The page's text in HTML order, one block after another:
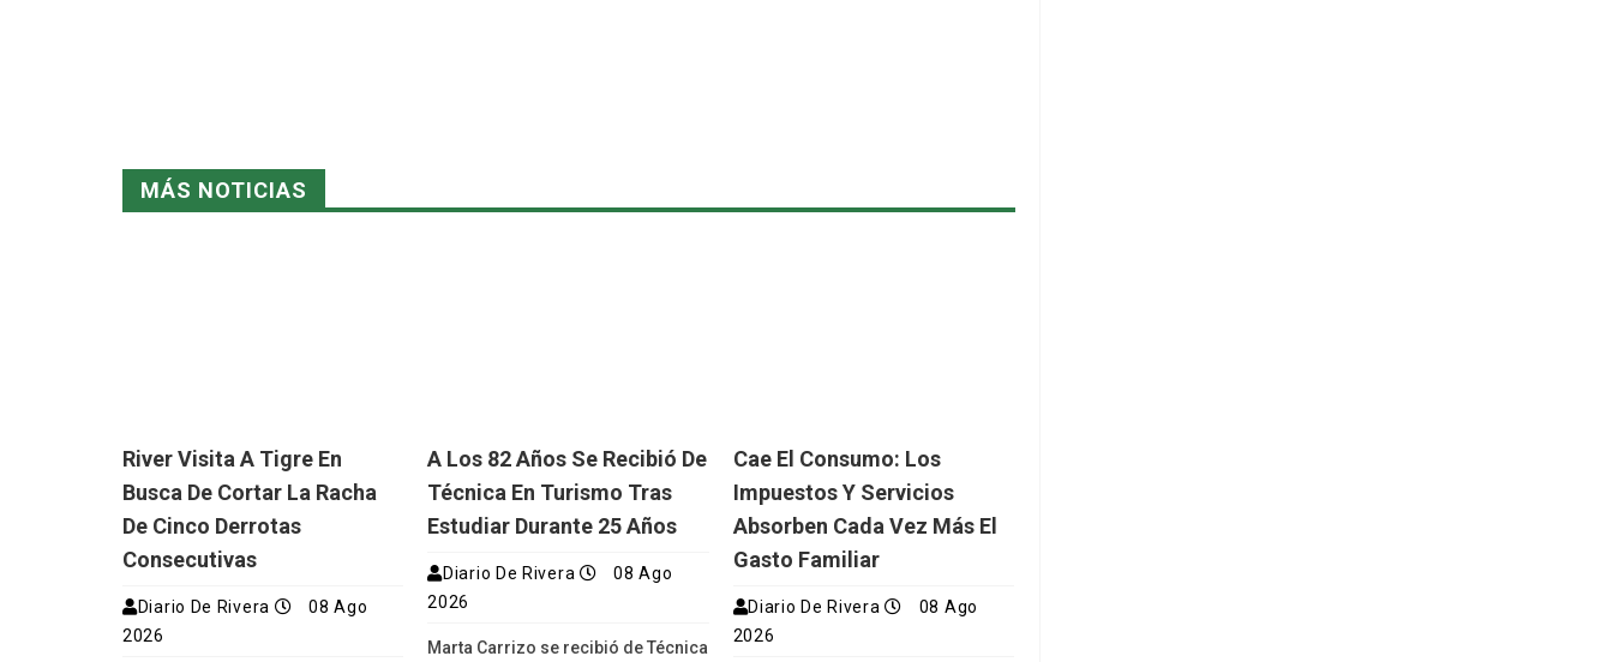
MÁS NOTICIAS
River Visita A Tigre En
Busca De Cortar La Racha
De Cinco Derrotas
Consecutivas
Diario De Rivera
08 Ago
2026
A Los 82 Años Se Recibió De
Técnica En Turismo Tras
Estudiar Durante 25 Años
Diario De Rivera
08 Ago
2026
Marta Carrizo se recibió de Técnica
Cae El Consumo: Los
Impuestos Y Servicios
Absorben Cada Vez Más El
Gasto Familiar
Diario De Rivera
08 Ago
2026